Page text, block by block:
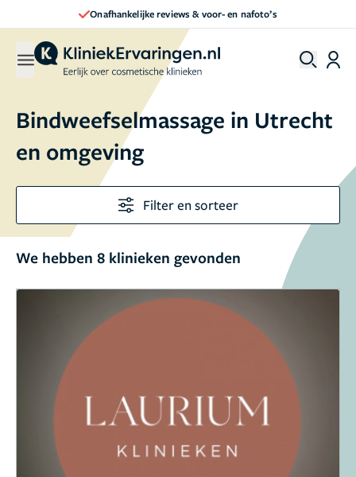
Onafhankelijke reviews & voor- en nafoto’s
Bindweefselmassage in Utrecht
en omgeving
Filter en sorteer
We hebben 8 klinieken gevonden